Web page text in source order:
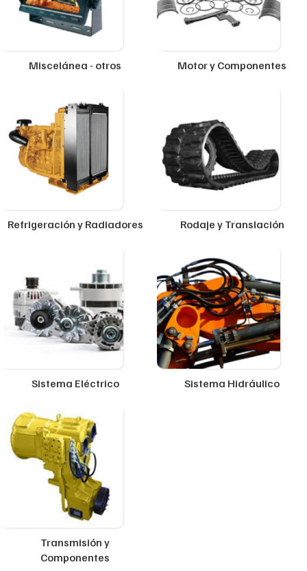
Miscelánea - otros Motor y Componentes
Refrigeración y Radiadores Rodaje y Translación
Sistema Eléctrico Sistema Hidráulico
Transmisión y
Componentes